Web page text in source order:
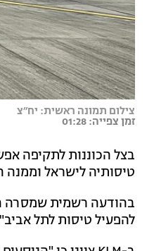
צילום תמונה ראשית: יח״צ
זמן צפייה: 01:28
טיסותיה לישראל וממנה החל
להפעיל טיסות לתל